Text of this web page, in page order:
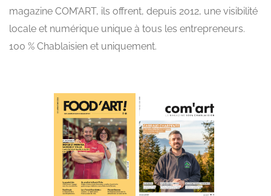
magazine COM’ART, ils offrent, depuis 2012, une visibilité
locale et numérique unique à tous les entrepreneurs.
100 % Chablaisien et uniquement.